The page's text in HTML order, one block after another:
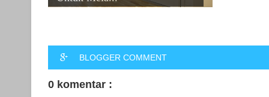
BLOGGER COMMENT
0 komentar :